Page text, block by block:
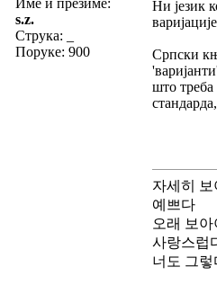
s.z.
Струка:
Поруке: 900
Ни језик
Српски
што треба
자세히 보
예쁘다
오래 보아
사랑스럽
너도 그렇